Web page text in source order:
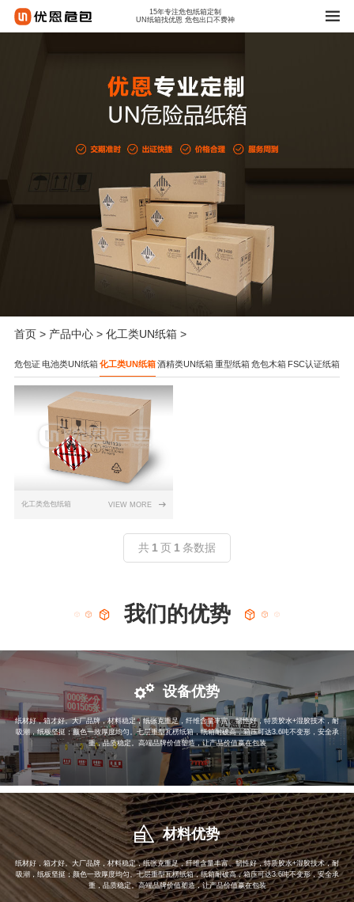
15年专注危包纸箱定制
UN纸箱找优恩 危包出口不费神
首页> 产品中心> 化工类UN纸箱>
危包证电池类UN纸箱化工类UN纸箱酒精类UN纸箱重型纸箱危包木箱 FSC认证纸箱
化工类危包纸箱 VIEW MORE
共 1 页 1 条数据
我们的优势
设备优势
纸材好，箱才好。大厂品牌，材料稳定，纸张克重足，纤维含量丰富、韧性好，特质胶水+湿胶技术，耐
吸潮，纸板坚挺；颜色一致厚度均匀。七层重型瓦楞纸箱，纸箱耐破高，箱压可达3.6吨不变形，安全承
重，品质稳定。高端品牌价值塑造，让产品价值赢在包装
材料优势
纸材好，箱才好。大厂品牌，材料稳定，纸张克重足，纤维含量丰富、韧性好，特质胶水+湿胶技术，耐
吸潮，纸板坚挺；颜色一致厚度均匀。七层重型瓦楞纸箱，纸箱耐破高，箱压可达3.6吨不变形，安全承
重，品质稳定。高端品牌价值塑造，让产品价值赢在包装